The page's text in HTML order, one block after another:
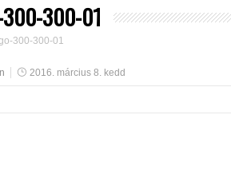
300-300-01
300-300-01
2016. március 8. kedd